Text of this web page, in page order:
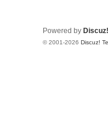
Powered by Discuz!
© 2001-2026 Discuz!